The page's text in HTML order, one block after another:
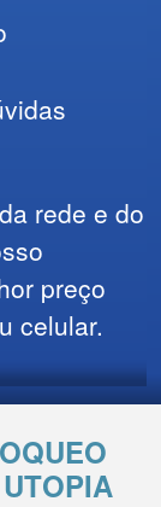
rede e do
preço
celular.